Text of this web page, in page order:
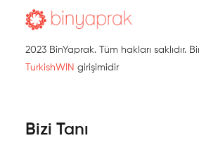
2023 BinYaprak. Tüm hakları saklıdır.
TurkishWIN girişimidir
Bizi Tanı